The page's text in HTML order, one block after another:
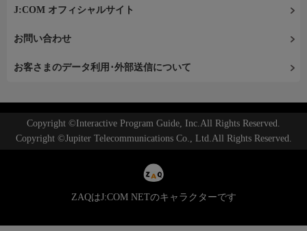
J:COM オフィシャルサイト
お問い合わせ
お客さまのデータ利用･外部送信について
Copyright ©Interactive Program Guide, Inc.All Rights Reserved.
Copyright ©Jupiter Telecommunications Co., Ltd.All Rights Reserved.
ZAQはJ:COM NETのキャラクターです